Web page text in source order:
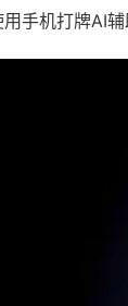
手机打牌AI辅